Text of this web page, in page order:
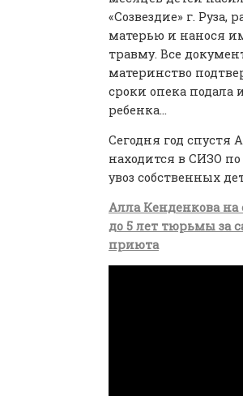
«Созвездие» г.
матерью и нанося
травму. Все
материнство
сроки опека подала
ребенка…
Сегодня год спустя
находится в СИЗО
увоз собственных
Алла Кенденкова на
до 5 лет тюрьмы за
приюта